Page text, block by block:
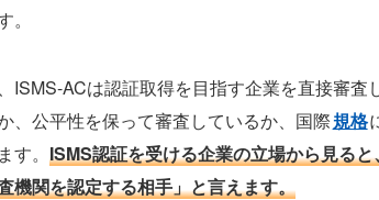
。
ISMS-ACは認証取得を目指す企業を直接審査
、公平性を保って審査しているか、国際規格
す。 ISMS認証を受ける企業の立場から見る
機関を認定する相手」と言えます。